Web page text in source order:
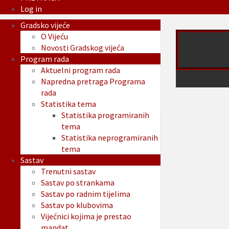
Log in
Gradsko vijeće
O Vijeću
Novosti Gradskog vijeća
Program rada
Aktuelni program rada
Napredna pretraga Programa
rada
Statistika tema
Statistika programiranih
tema
Statistika neprogramiranih
tema
Sastav
Trenutni sastav
Sastav po strankama
Sastav po radnim tijelima
Sastav po klubovima
Vijećnici kojima je prestao